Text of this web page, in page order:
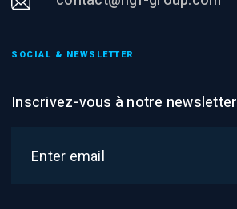
SOCIAL & NEWSLETTER
Inscrivez-vous à notre newsletter